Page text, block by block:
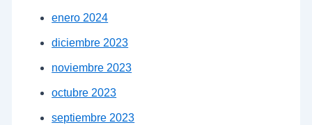
enero 2024
diciembre 2023
noviembre 2023
octubre 2023
septiembre 2023